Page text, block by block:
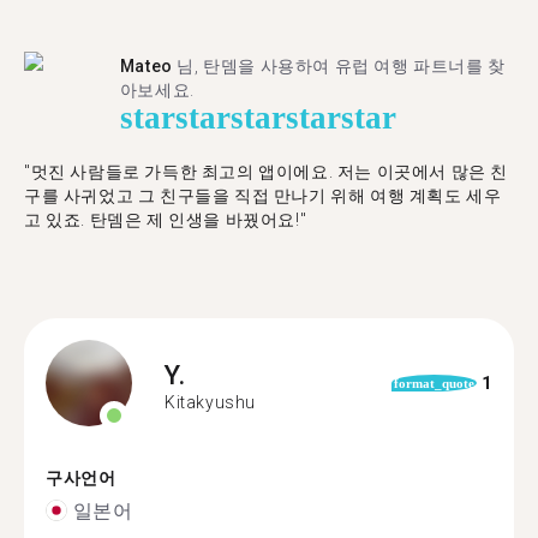
Mateo 님, 탄뎀을 사용하여 유럽 여행 파트너를 찾
아보세요.
starstarstarstarstar
"멋진 사람들로 가득한 최고의 앱이에요. 저는 이곳에서 많은 친
구를 사귀었고 그 친구들을 직접 만나기 위해 여행 계획도 세우
고 있죠. 탄뎀은 제 인생을 바꿨어요!"
Y.
Kitakyushu
format_quote 1
구사언어
일본어